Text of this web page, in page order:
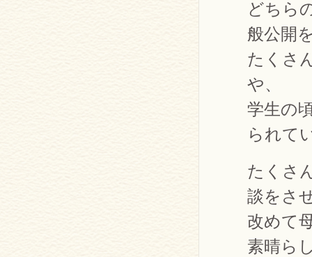
どちら
般公開
たくさ
や、
学生の
られて
たくさ
談をさ
改めて
素晴ら